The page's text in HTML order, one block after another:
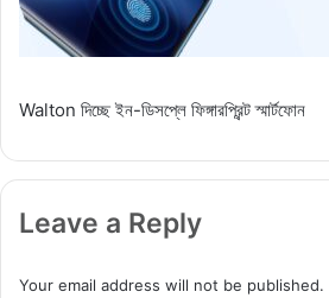
Walton দিচ্ছে ইন-ডিসপ্লে ফিঙ্গারপ্রিন্ট স্মার্টফোন
Leave a Reply
Your email address will not be published.